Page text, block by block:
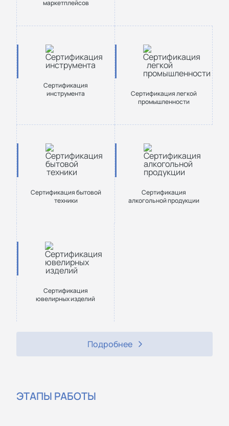
маркетплейсов
Сертификация
инструмента
Сертификация легкой
промышленности
Сертификация бытовой
техники
Сертификация
алкогольной продукции
Сертификация
ювелирных изделий
Подробнее
ЭТАПЫ РАБОТЫ